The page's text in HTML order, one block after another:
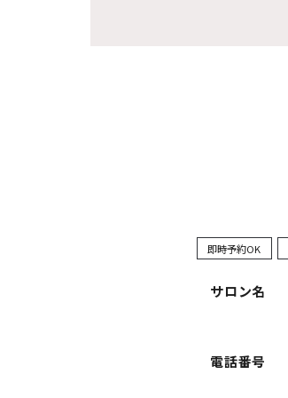
即時予約OK
サロン名
電話番号